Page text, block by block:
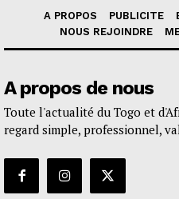
A PROPOS PUBLICITE
NOUS REJOINDRE
A propos de nous
Toute l'actualité du Togo et
regard simple, professionnel,